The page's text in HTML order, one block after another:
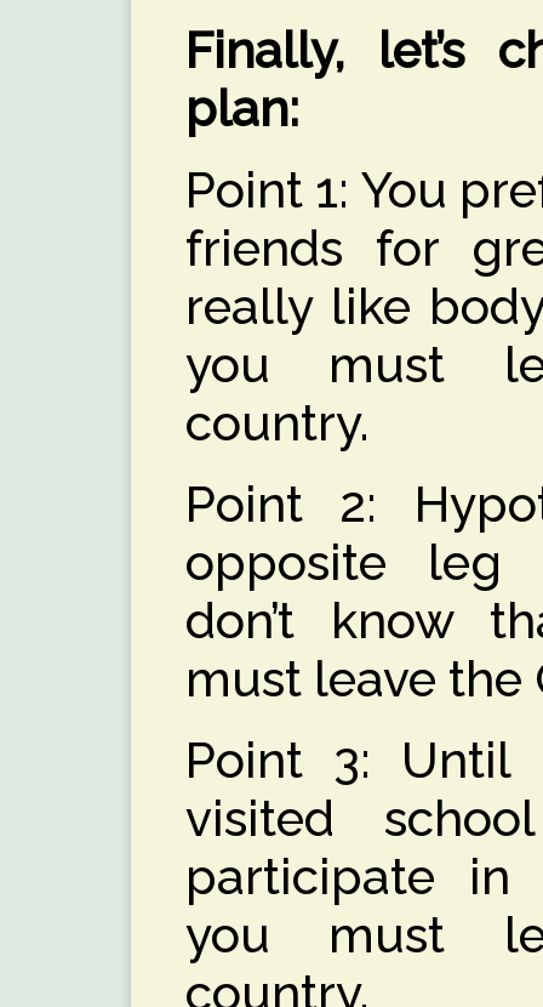
Finally, let’s
plan:
Point 1: You
friends for
really like
you must
country.
Point 2:
opposite leg
don’t know
must leave the
Point 3: Until
visited
participate in
you must
country.